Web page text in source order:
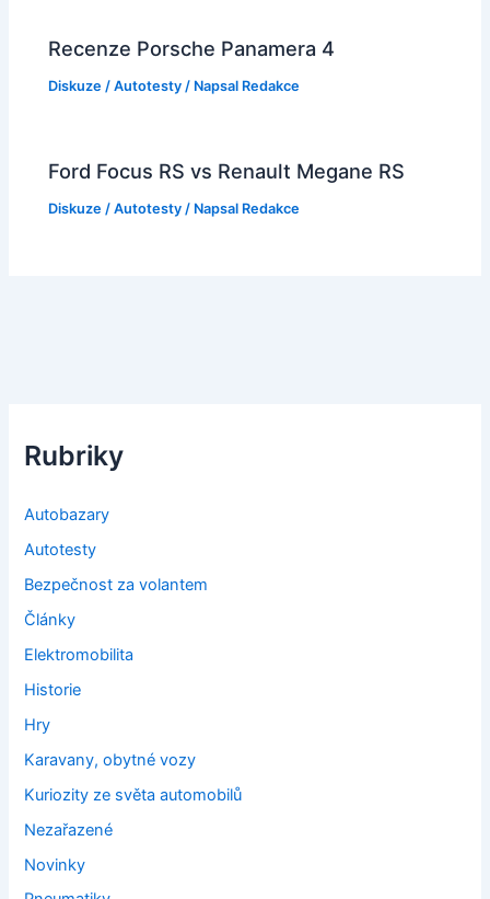
Recenze Porsche Panamera 4
Diskuze /Autotesty / Napsal Redakce
Ford Focus RS vs Renault Megane RS
Diskuze /Autotesty / Napsal Redakce
Rubriky
Autobazary
Autotesty
Bezpečnost za volantem
Články
Elektromobilita
Historie
Hry
Karavany, obytné vozy
Kuriozity ze světa automobilů
Nezařazené
Novinky